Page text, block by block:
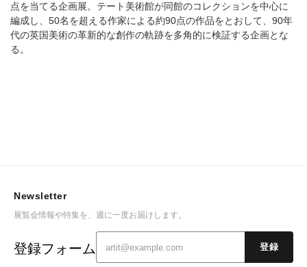
点を当てる企画展。テート美術館が同館のコレクションを中心に
編成し、50名を超える作家による約90点の作品をとおして、90年
代の英国美術の革新的な創作の軌跡を多角的に検証する企画とな
る。
Newsletter
展覧会情報や特集を、週に一度お届けします。
登録フォーム 登録